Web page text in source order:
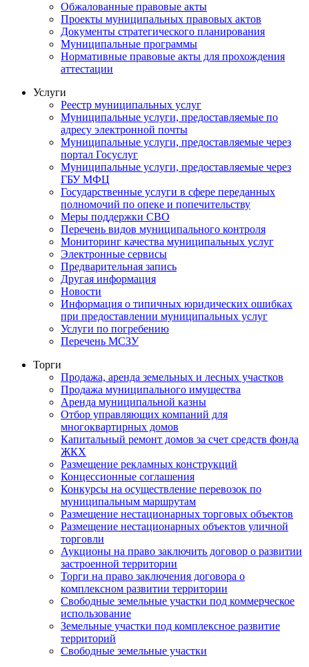
Обжалованные правовые акты
Проекты муниципальных правовых актов
Документы стратегического планирования
Муниципальные программы
Нормативные правовые акты для прохождения
аттестации
Услуги
Реестр муниципальных услуг
Муниципальные услуги, предоставляемые по
адресу электронной почты
Муниципальные услуги, предоставляемые через
портал Госуслуг
Муниципальные услуги, предоставляемые через
ГБУ МФЦ
Государственные услуги в сфере переданных
полномочий по опеке и попечительству
Меры поддержки СВО
Перечень видов муниципального контроля
Мониторинг качества муниципальных услуг
Электронные сервисы
Предварительная запись
Другая информация
Новости
Информация о типичных юридических ошибках
при предоставлении муниципальных услуг
Услуги по погребению
Перечень МСЗУ
Торги
Продажа, аренда земельных и лесных участков
Продажа муниципального имущества
Аренда муниципальной казны
Отбор управляющих компаний для
многоквартирных домов
Капитальный ремонт домов за счет средств фонда
ЖКХ
Размещение рекламных конструкций
Концессионные соглашения
Конкурсы на осуществление перевозок по
муниципальным маршрутам
Размещение нестационарных торговых объектов
Размещение нестационарных объектов уличной
торговли
Аукционы на право заключить договор о развитии
застроенной территории
Торги на право заключения договора о
комплексном развитии территории
Свободные земельные участки под коммерческое
использование
Земельные участки под комплексное развитие
территорий
Свободные земельные участки